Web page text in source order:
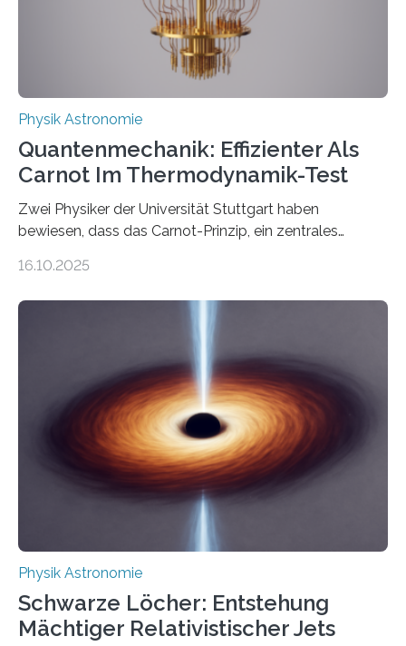
Physik Astronomie
Quantenmechanik: Effizienter Als
Carnot Im Thermodynamik-Test
Zwei Physiker der Universität Stuttgart haben
bewiesen, dass das Carnot-Prinzip, ein zentrales
Größenordnung von Atomen gilt, deren physikalische
Quantenmotoren voranbringen. Das
Wissenschaftsjournal Science Advances veröffentlichte
die Herleitung. (DOI: 10.1126/sciadv.adw8462)
Verbrennungsmotoren oder Dampfturbinen sind
Wärmekraftmaschinen: Sie wandeln thermische
Energie in mechanische Bewegung um – oder anders
ausgedrückt, Wärme in Bewegung. In
quantenmechanischen Experimenten ist es in den…
16.10.2025
Physik Astronomie
Schwarze Löcher: Entstehung
Mächtiger Relativistischer Jets